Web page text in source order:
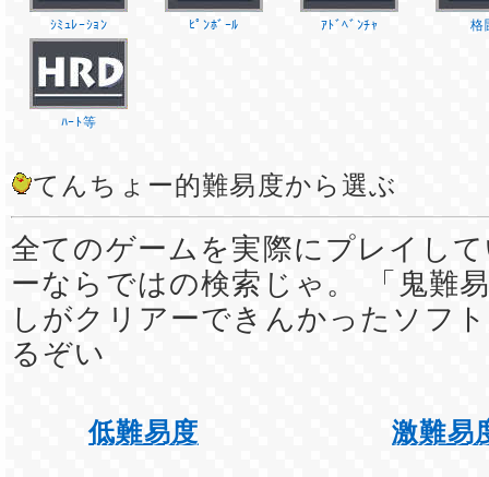
ｼﾐｭﾚｰｼｮﾝ ﾋﾟﾝﾎﾞｰﾙ ｱﾄﾞﾍﾞﾝﾁｬ 格
ﾊｰﾄ等
てんちょー的難易度から選ぶ
全てのゲームを実際にプレイし
ーならではの検索じゃ。 「鬼難
しがクリアーできんかったソフ
るぞい
低難易度 激難易